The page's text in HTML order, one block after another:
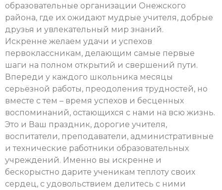
образовательные организации Онежского
района, где их ожидают мудрые учителя, добрые
друзья и увлекательный мир знаний.
Искренне желаем удачи и успехов
первоклассникам, делающим самые первые
шаги на полном открытий и свершений пути.
Впереди у каждого школьника месяцы
серьёзной работы, преодоления трудностей, но
вместе с тем – время успехов и бесценных
воспоминаний, остающихся с нами на всю жизнь.
Это и Ваш праздник, дорогие учителя,
воспитатели, преподаватели, административные
и технические работники образовательных
учреждений. Именно вы искренне и
бескорыстно дарите ученикам теплоту своих
сердец, с удовольствием делитесь с ними